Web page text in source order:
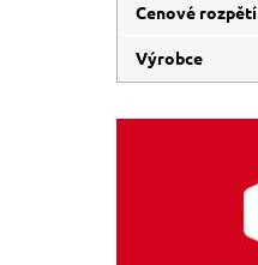
Cenové rozpětí
719 Kč
Výrobce